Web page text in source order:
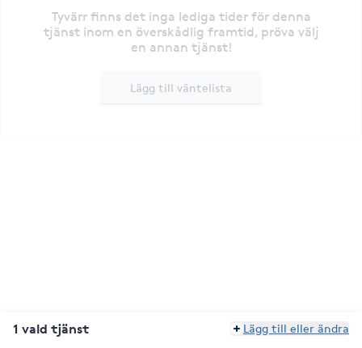
Tyvärr finns det inga lediga tider för denna
tjänst inom en överskådlig framtid, pröva välj
en annan tjänst!
Lägg till väntelista
1 vald tjänst Lägg till eller ändra